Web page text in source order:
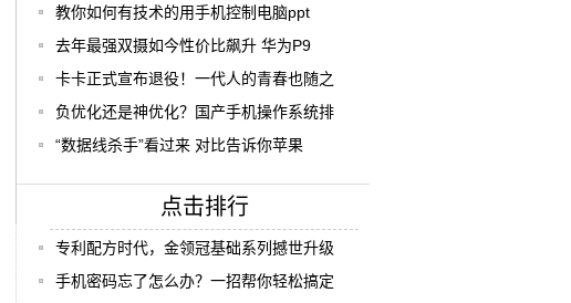
教你如何有技术的用手机控制电脑ppt
去年最强双摄如今性价比飙升 华为P9
卡卡正式宣布退役！一代人的青春也随之
负优化还是神优化？国产手机操作系统排
“数据线杀手”看过来 对比告诉你苹果
点击排行
专利配方时代，金领冠基础系列撼世升级
手机密码忘了怎么办？一招帮你轻松搞定